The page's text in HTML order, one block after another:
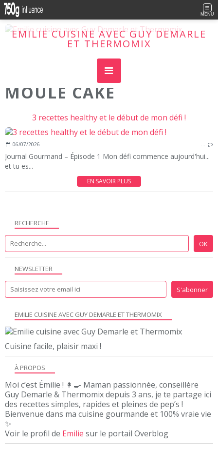
MENU
EMILIE CUISINE AVEC GUY DEMARLE
ET THERMOMIX
Cuisine facile, plaisir maxi !
MOULE CAKE
3 recettes healthy et le début de mon défi !
06/07/2026 …
Journal Gourmand – Épisode 1 Mon défi commence aujourd'hui...
et tu es...
EN SAVOIR PLUS
NEWSLETTER
RECHERCHE
EMILIE CUISINE AVEC GUY DEMARLE ET THERMOMIX
Cuisine facile, plaisir maxi !
À PROPOS
Moi c’est Émilie ! 👩‍🍳 Maman passionnée, conseillère
Guy Demarle & Thermomix depuis 3 ans, je te partage ici
des recettes simples, rapides et pleines de pep’s !
Bienvenue dans ma cuisine gourmande et 100% vraie vie
✨
Voir le profil de Emilie sur le portail Overblog